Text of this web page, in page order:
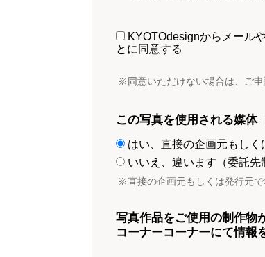
KYOTOdesignからメール
とに同意する
※同意いただけない場合は、ご申
この写真を使用される媒体
はい、直接の企画元もしく
いいえ、違います（委託先
※直接の企画元もしくは発行元で
写真作品をご使用の制作物
コーナーコーナーにて情報